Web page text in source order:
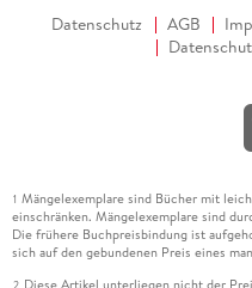
Polarisierungsfalle.
© Alle Rechte vorbehalten.
GmbH, Frankfurt.
Datenschutz AGB
1 Mängelexemplare sind Bücher mit
einschränken. Mängelexemplare sind
Die frühere Buchpreisbindung ist
sich auf den gebundenen Preis eines